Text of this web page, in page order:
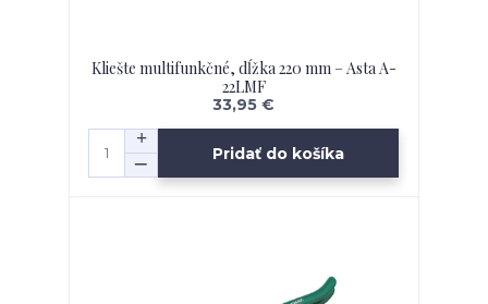
Kliešte multifunkčné, dĺžka 220 mm – Asta A-
22LMF
33,95 €
Pridať do košíka